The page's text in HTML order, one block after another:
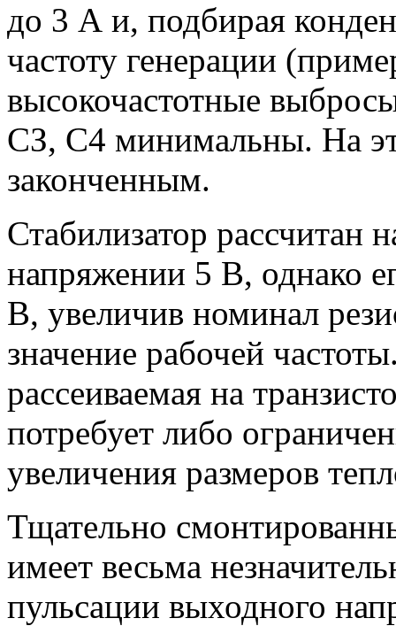
до 3 А и, подбирая
частоту генерации
высокочастотные
СЗ, C4 минимальны. На
законченным.
Стабилизатор рассчитан
напряжении 5 В, однако
В, увеличив номинал
значение рабочей
рассеиваемая на
потребует либо
увеличения размеров
Тщательно
имеет весьма
пульсации выходного